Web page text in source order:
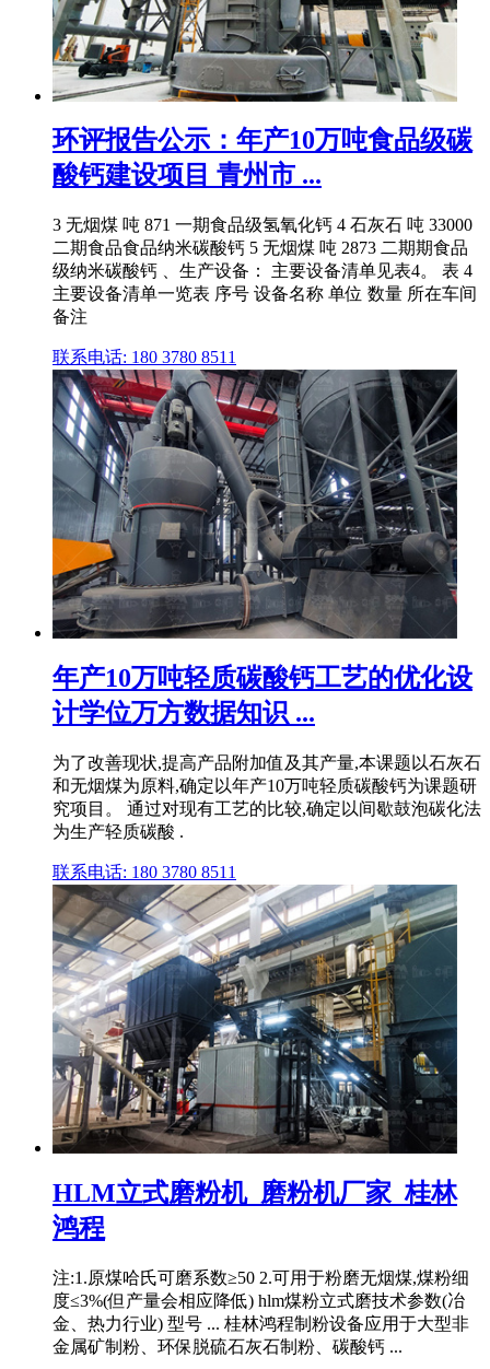
环评报告公示：年产10万吨食品级碳
酸钙建设项目 青州市 ...
3 无烟煤 吨 871 一期食品级氢氧化钙 4 石灰石 吨 33000
二期食品食品纳米碳酸钙 5 无烟煤 吨 2873 二期期食品
级纳米碳酸钙 、生产设备： 主要设备清单见表4。 表 4
主要设备清单一览表 序号 设备名称 单位 数量 所在车间
备注
联系电话: 180 3780 8511
年产10万吨轻质碳酸钙工艺的优化设
计学位万方数据知识 ...
为了改善现状,提高产品附加值及其产量,本课题以石灰石
和无烟煤为原料,确定以年产10万吨轻质碳酸钙为课题研
究项目。 通过对现有工艺的比较,确定以间歇鼓泡碳化法
为生产轻质碳酸 .
联系电话: 180 3780 8511
HLM立式磨粉机_磨粉机厂家_桂林
鸿程
注:1.原煤哈氏可磨系数≥50 2.可用于粉磨无烟煤,煤粉细
度≤3%(但产量会相应降低) hlm煤粉立式磨技术参数(冶
金、热力行业) 型号 ... 桂林鸿程制粉设备应用于大型非
金属矿制粉、环保脱硫石灰石制粉、碳酸钙 ...